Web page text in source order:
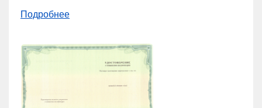
Подробнее